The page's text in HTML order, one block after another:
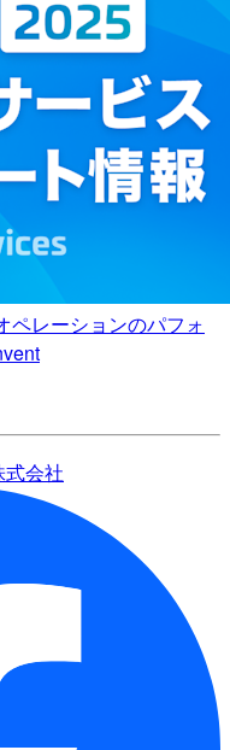
ペレーションのパフォ
式会社